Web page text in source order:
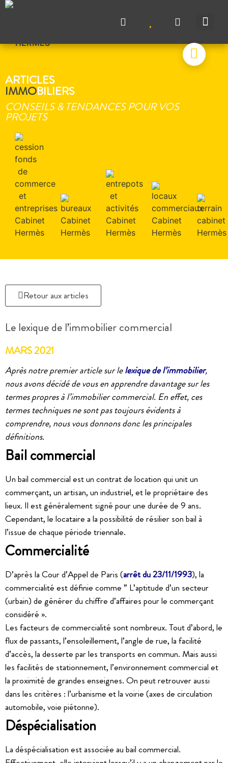
ARTICLES
IMMOBILIERS
CONSEILS & TENDANCES POUR VOS
PROJETS
Retour aux articles
Le lexique de l’immobilier commercial
MARS 2021
Après notre premier article sur lelexique de l’immobilier,
nous avons décidé de vous en apprendre davantage sur les
termes propres à l’immobilier commercial. En effet, ces
termes techniques ne sont pas toujours évidents à
comprendre, nous vous donnons donc les principales
définitions.
Bail commercial
Un bail commercial est un contrat de location qui unit un
commerçant, un artisan, un industriel, et le propriétaire des
lieux. Il est généralement signé pour une durée de 9 ans.
Cependant, le locataire a la possibilité de résilier son bail à
l’issue de chaque période triennale.
Commercialité
D’après la Cour d’Appel de Paris (arrêt du 23/11/1993), la
commercialité est définie comme ” L’aptitude d’un secteur
(urbain) de générer du chiffre d’affaires pour le commerçant
considéré ».
Les facteurs de commercialité sont nombreux. Tout d’abord, le
flux de passants, l’ensoleillement, l’angle de rue, la facilité
d’accès, la desserte par les transports en commun. Mais aussi
les facilités de stationnement, l’environnement commercial et
la proximité de grandes enseignes. On peut retrouver aussi
dans les critères : l’urbanisme et la voirie (axes de circulation
automobile, voie piétonne).
Déspécialisation
La déspécialisation est associée au bail commercial.